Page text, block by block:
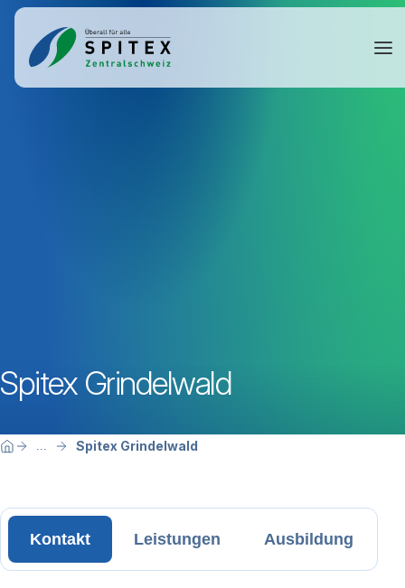
Spitex Grindelwald
Breadcrumbnavigation
Sie befinden sich hier:
Home ... Spitex Grindelwald
Kontakt Leistungen Ausbildung